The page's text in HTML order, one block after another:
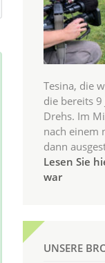
Tesina, die
die bereits 9
Drehs. Im
nach einem
dann
Lesen Sie
war
UNSERE